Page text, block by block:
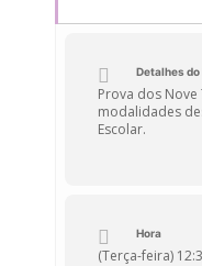
Detalhes
Prova dos Nove
modalidades
Escolar.
Hora
(Terça-feira)